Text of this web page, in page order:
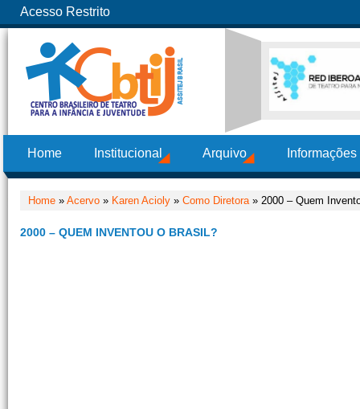
Acesso Restrito
Home Institucional Arquivo
Home » Acervo » Karen Acioly » Como Diretora» 2000 – Quem
2000 – QUEM INVENTOU O BRASIL?